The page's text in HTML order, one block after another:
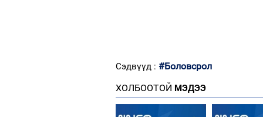
Сэдвүүд : #Боловсрол
ХОЛБООТОЙ МЭДЭЭ